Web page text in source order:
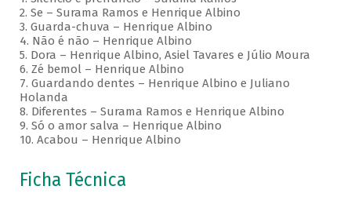
2. Se – Surama Ramos e Henrique Albino
3. Guarda-chuva – Henrique Albino
4. Não é não – Henrique Albino
5. Dora – Henrique Albino, Asiel Tavares e Júlio Moura
6. Zé bemol – Henrique Albino
7. Guardando dentes – Henrique Albino e Juliano
Holanda
8. Diferentes – Surama Ramos e Henrique Albino
9. Só o amor salva – Henrique Albino
10. Acabou – Henrique Albino
Ficha Técnica